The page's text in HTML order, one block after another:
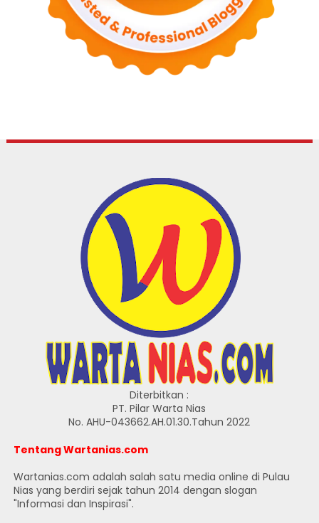
Diterbitkan :
PT. Pilar Warta Nias
No. AHU-043662.AH.01.30.Tahun 2022
Tentang Wartanias.com
Wartanias.com adalah salah satu media online di Pulau
Nias yang berdiri sejak tahun 2014 dengan slogan
"Informasi dan Inspirasi".